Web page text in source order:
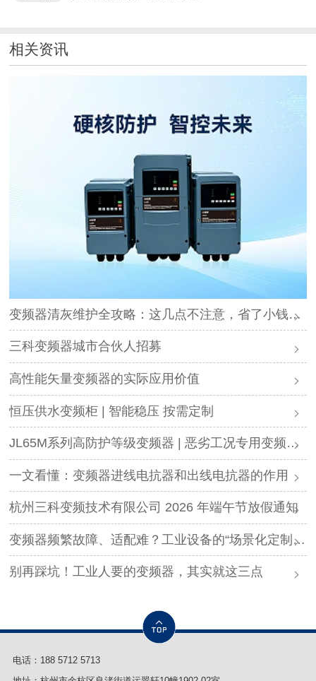
相关资讯
变频器清灰维护全攻略：这几点不注意，省了小钱却可能毁了设备
三科变频器城市合伙人招募
高性能矢量变频器的实际应用价值
恒压供水变频柜 | 智能稳压 按需定制
JL65M系列高防护等级变频器 | 恶劣工况专用变频解决方案
一文看懂：变频器进线电抗器和出线电抗器的作用
杭州三科变频技术有限公司 2026 年端午节放假通知
变频器频繁故障、适配难？工业设备的“场景化定制”，才是破局关键
别再踩坑！工业人要的变频器，其实就这三点
电话： 188 5712 5713